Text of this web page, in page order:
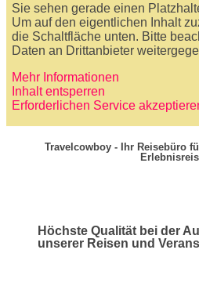
Sie sehen gerade einen
Um auf den eigentlichen Inhalt
die Schaltfläche unten. Bitte
Daten an Drittanbieter
Mehr Informationen
Inhalt entsperren
Erforderlichen Service
Travelcowboy - Ihr Reisebüro
Höchste Qualität bei der
unserer Reisen und